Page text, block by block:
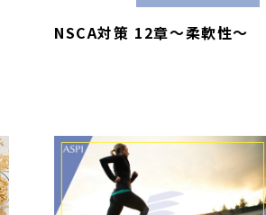
NSCA対策 12章〜柔軟性〜